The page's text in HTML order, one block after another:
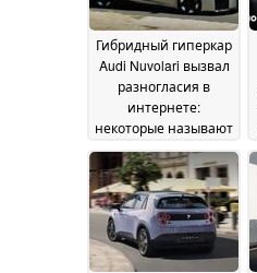
July 2026
Гибридный гиперкар
Audi Nuvolari вызвал
разногласия в
интернете:
некоторые называют
его «сплющенным
Cybertruck»13 July 2026